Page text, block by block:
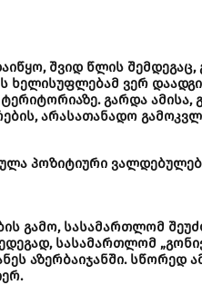
შვიდ წლის
ხელისუფლებამ ვერ
გარდა
არასათანადო
პოზიტიური
გამო, სასამართლომ
სასამართლომ
აზერბაიჯანში. სწორედ